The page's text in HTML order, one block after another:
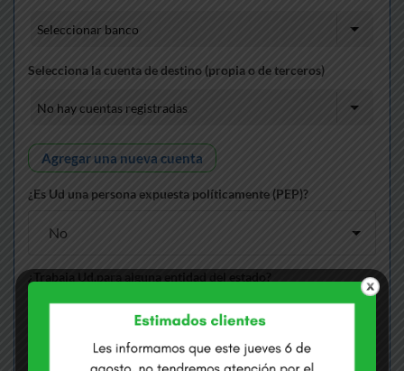
Selecciona la cuenta de destino (propia o de terceros)
Agregar una nueva cuenta
¿Es Ud una persona expuesta políticamente (PEP)?